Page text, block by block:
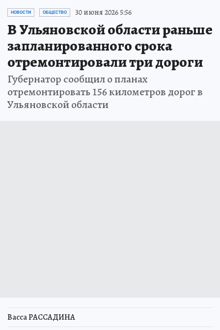
НОВОСТИ ОБЩЕСТВО 30 июня 2026 5:56
В Ульяновской области раньше
запланированного срока
отремонтировали три дороги
Губернатор сообщил о планах
отремонтировать 156 километров дорог в
Ульяновской области
Васса РАССАДИНА